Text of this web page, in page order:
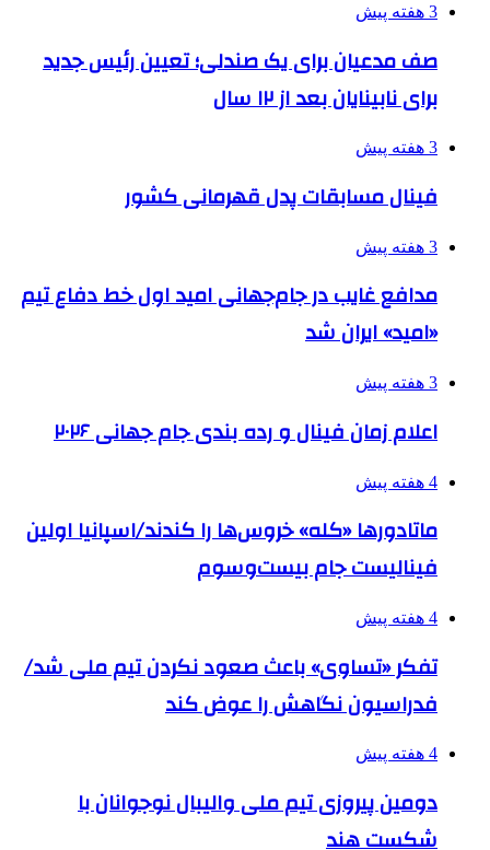
3 هفته پیش
صف مدعیان برای یک صندلی؛ تعیین رئیس جدید
برای نابینایان بعد از ۱۲ سال
3 هفته پیش
فینال مسابقات پدل قهرمانی کشور
3 هفته پیش
مدافع غایب در جام‌جهانی امید اول خط دفاع تیم
«امید» ایران شد
3 هفته پیش
اعلام زمان فینال و رده بندی جام جهانی ۲۰۲۶
4 هفته پیش
ماتادورها «کله» خروس‌ها را کندند/اسپانیا اولین
فینالیست جام بیست‌وسوم
4 هفته پیش
تفکر «تساوی» باعث صعود نکردن تیم ملی شد/
فدراسیون نگاهش را عوض کند
4 هفته پیش
دومین پیروزی تیم ملی والیبال نوجوانان با
شکست هند